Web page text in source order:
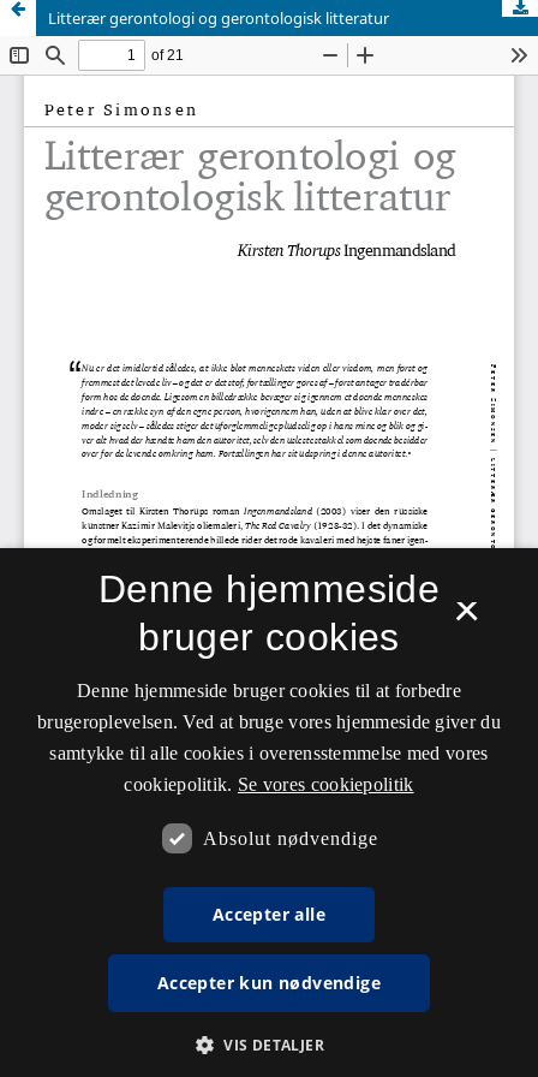
Litterær gerontologi og gerontologisk litteratur
×
Denne hjemmeside
bruger cookies
Denne hjemmeside bruger cookies til at forbedre
brugeroplevelsen. Ved at bruge vores hjemmeside giver du
samtykke til alle cookies i overensstemmelse med vores
cookiepolitik. Se vores cookiepolitik
Absolut nødvendige
Accepter alle
Accepter kun nødvendige
VIS DETALJER